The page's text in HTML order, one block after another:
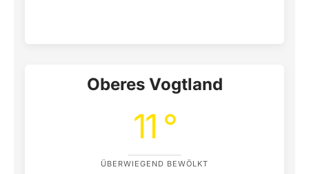
Oberes Vogtland
11 °
ÜBERWIEGEND BEWÖLKT